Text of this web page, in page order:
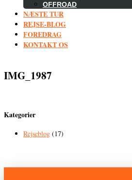
OFFROAD
NÆSTE TUR
REJSE-BLOG
FOREDRAG
KONTAKT OS
IMG_1987
Kategorier
Rejseblog (17)